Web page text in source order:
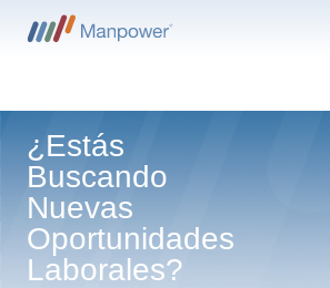
¿Estás
Buscando
Nuevas
Oportunidades
Laborales?